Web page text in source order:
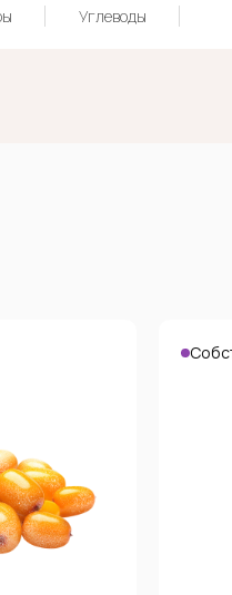
Углеводы